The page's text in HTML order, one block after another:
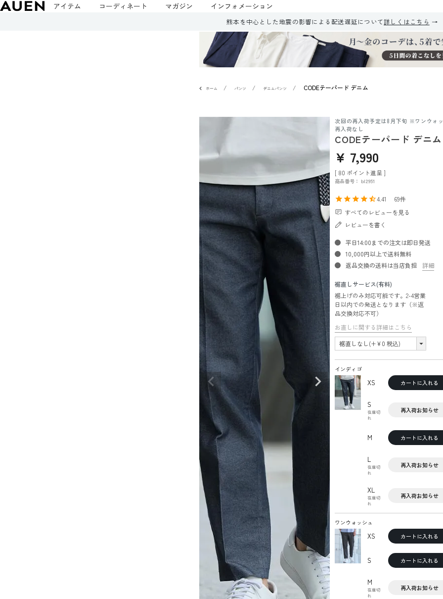
アイテム コーディネート マガジン インフォメーション
熊本を中心とした地震の影響による配送遅延について詳しくはこちら
ホーム パンツ デニムパンツ CODEテーパード デニム
次回の再入荷予定は8月下旬 ※ワンウォ
再入荷なし
CODEテーパード デニム
¥ 7,990
[ 80 ポイント進呈 ]
商品番号 bl2951
4.41
69
すべてのレビューを見る
レビューを書く
平日14:00までの注文は即日発送
10,000円以上で送料無料
返品交換の送料は当店負担
詳細
裾直しサービス(有料)
裾上げのみ対応可能です。2-4営業
日以内での発送となります（※返
品交換対応不可）
お直しに関する詳細はこちら
インディゴ
XS カートに入れる
S
在庫切
れ
再入荷お知らせ
M カートに入れる
L
在庫切
れ
再入荷お知らせ
XL
在庫切
れ
再入荷お知らせ
ワンウォッシュ
XS カートに入れる
S カートに入れる
M
在庫切
れ
再入荷お知らせ